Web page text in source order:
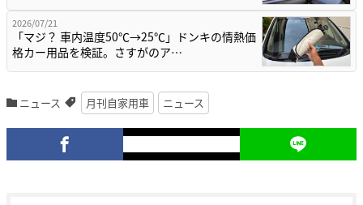
2026/07/21
「マジ？ 車内温度50℃→25℃」ドンキの情熱価
格カー用品を検証。さすがのア…
ニュース 月刊自家用車 ニュース